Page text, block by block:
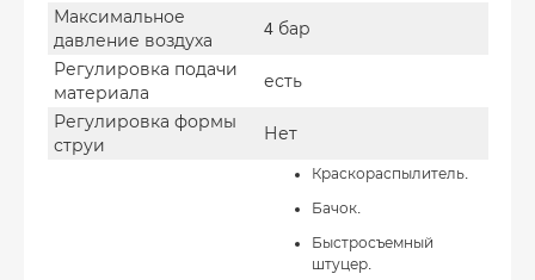
Максимальное
давление воздуха
4 бар
Регулировка подачи
материала
есть
Регулировка формы
струи
Нет
Краскораспылитель.
Бачок.
Быстросъемный
штуцер.